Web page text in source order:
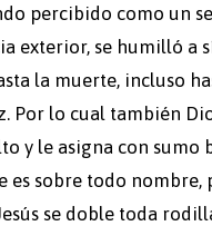
percibido como un
exterior, se humilló a
la muerte, incluso
Por lo cual también
y le asigna con sumo
es sobre todo nombre,
se doble toda